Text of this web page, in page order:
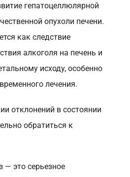
гепатоцеллюлярной
опухоли печени.
как следствие
алкоголя на печень и
исходу, особенно
лечения.
отклонений в состоянии
обратиться к
— это серьезное